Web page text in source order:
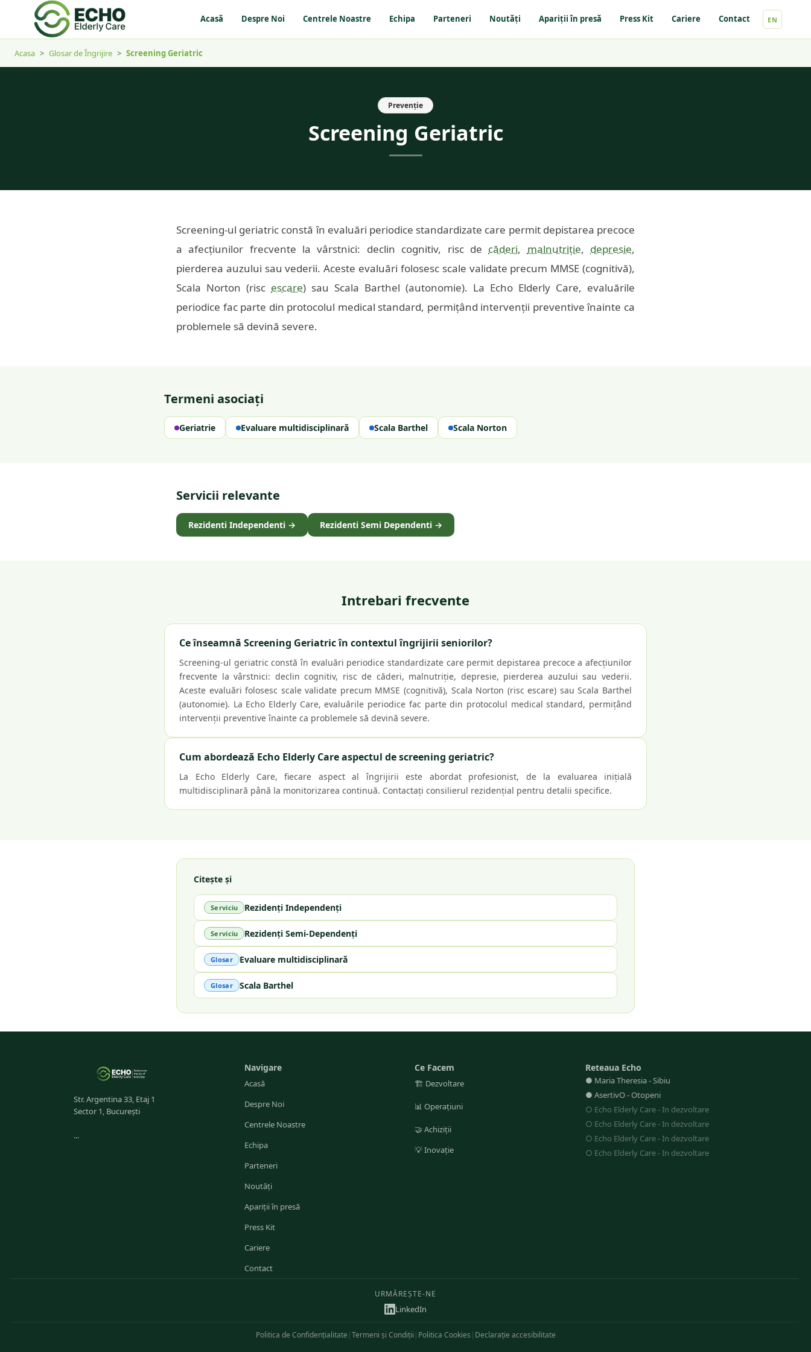
Acasă Despre Noi Centrele Noastre Echipa Parteneri Noutăți Apariții în presă Press Kit Cariere Contact EN
Acasa > Glosar de Îngrijire > Screening Geriatric
Prevenție
Screening Geriatric
Screening-ul geriatric constă în evaluări periodice standardizate care permit depistarea precoce
a afecțiunilor frecvente la vârstnici: declin cognitiv, risc de căderi, malnutriție, depresie,
pierderea auzului sau vederii. Aceste evaluări folosesc scale validate precum MMSE (cognitivă),
Scala Norton (risc escare) sau Scala Barthel (autonomie). La Echo Elderly Care, evaluările
periodice fac parte din protocolul medical standard, permițând intervenții preventive înainte ca
problemele să devină severe.
Termeni asociați
Geriatrie Evaluare multidisciplinară Scala Barthel Scala Norton
Servicii relevante
Rezidenti Independenti → Rezidenti Semi Dependenti →
Intrebari frecvente
Ce înseamnă Screening Geriatric în contextul îngrijirii seniorilor?
Screening-ul geriatric constă în evaluări periodice standardizate care permit depistarea precoce a afecțiunilor
frecvente la vârstnici: declin cognitiv, risc de căderi, malnutriție, depresie, pierderea auzului sau vederii.
Aceste evaluări folosesc scale validate precum MMSE (cognitivă), Scala Norton (risc escare) sau Scala Barthel
(autonomie). La Echo Elderly Care, evaluările periodice fac parte din protocolul medical standard, permițând
intervenții preventive înainte ca problemele să devină severe.
Cum abordează Echo Elderly Care aspectul de screening geriatric?
La Echo Elderly Care, fiecare aspect al îngrijirii este abordat profesionist, de la evaluarea inițială
multidisciplinară până la monitorizarea continuă. Contactați consilierul rezidențial pentru detalii specifice.
Citește și
Serviciu Rezidenți Independenți
Serviciu Rezidenți Semi-Dependenți
Glosar Evaluare multidisciplinară
Glosar Scala Barthel
Str. Argentina 33, Etaj 1
Sector 1, București
...
Navigare
Acasă
Despre Noi
Centrele Noastre
Echipa
Parteneri
Noutăți
Apariții în presă
Press Kit
Cariere
Contact
Ce Facem
🏗️ Dezvoltare
📊 Operațiuni
🤝 Achiziții
💡Inovație
Reteaua Echo
● Maria Theresia-Sibiu
● AsertivO-Otopeni
○ Echo Elderly Care-In dezvoltare
○ Echo Elderly Care-In dezvoltare
○ Echo Elderly Care-In dezvoltare
○ Echo Elderly Care-In dezvoltare
URMĂREȘTE-NE
LinkedIn
Politica de Confidențialitate |Termeni și Condiții | Politica Cookies | Declarație accesibilitate